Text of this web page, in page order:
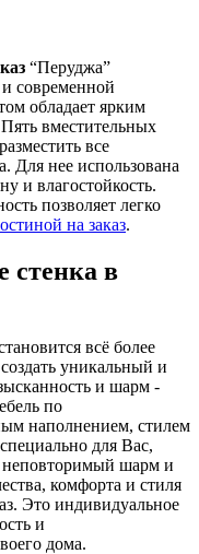
“Перуджа”
современной
обладает ярким
вместительных
все
Для нее использована
и влагостойкость.
позволяет легко
на заказ.
стенка в
всё более
уникальный и
и шарм -
по
наполнением, стилем
для Вас,
неповторимый шарм и
комфорта и стиля
Это индивидуальное
и
дома.